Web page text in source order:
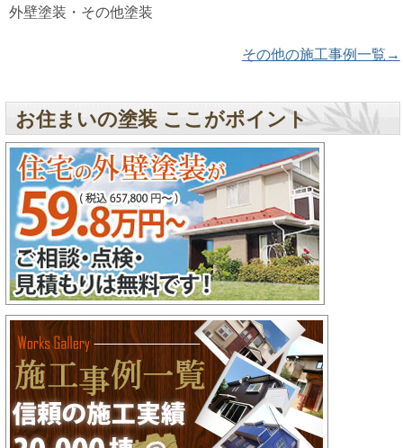
外壁塗装・その他塗装
その他の施工事例一覧→
お住まいの塗装 ここがポイント